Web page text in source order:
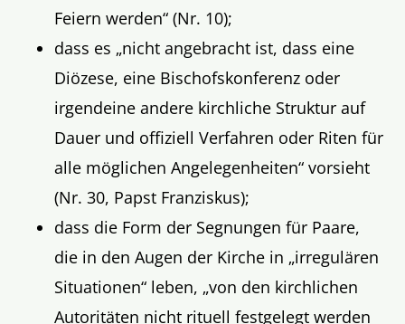
Feiern werden“ (Nr. 10);
dass es „nicht angebracht ist, dass eine
Diözese, eine Bischofskonferenz oder
irgendeine andere kirchliche Struktur auf
Dauer und offiziell Verfahren oder Riten für
alle möglichen Angelegenheiten“ vorsieht
(Nr. 30, Papst Franziskus);
dass die Form der Segnungen für Paare,
die in den Augen der Kirche in „irregulären
Situationen“ leben, „von den kirchlichen
Autoritäten nicht rituell festgelegt werden